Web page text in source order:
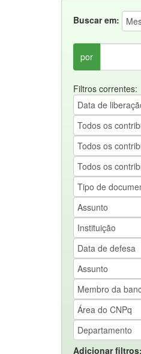
Buscar em:
por
Filtros correntes:
Adicionar filtros: